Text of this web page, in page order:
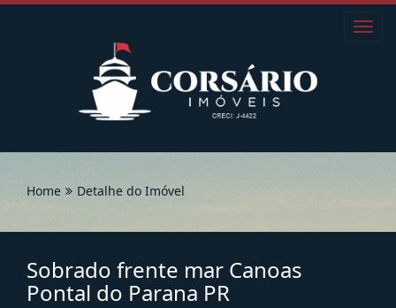
Home Detalhe do Imóvel
Sobrado frente mar Canoas
Pontal do Parana PR